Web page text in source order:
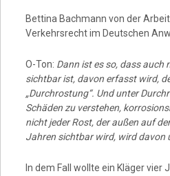
Video
Bettina Bachmann von der
Verkehrsrecht im Deutschen
O-Ton: Dann ist es so, dass auch
sichtbar ist, davon erfasst wird,
„Durchrostung“. Und unter
Schäden zu verstehen,
nicht jeder Rost, der außen auf
Jahren sichtbar wird, wird davon
In dem Fall wollte ein Kläger